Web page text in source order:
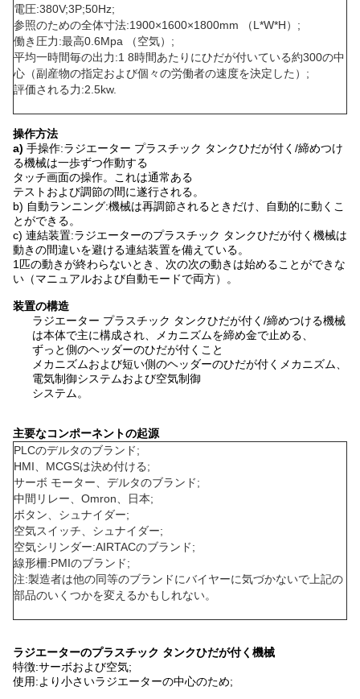
電圧:380V;3P;50Hz;
参照のための全体寸法:1900×1600×1800mm （L*W*H）;
働き圧力:最高0.6Mpa （空気）;
平均一時間毎の出力:1 8時間あたりにひだが付いている約300の中
心（副産物の指定および個々の労働者の速度を決定した）;
評価される力:2.5kw.
操作方法
a) 手操作:ラジエーター プラスチック タンクひだが付く/締めつけ
る機械は一歩ずつ作動する
タッチ画面の操作。これは通常ある
テストおよび調節の間に遂行される。
b) 自動ランニング:機械は再調節されるときだけ、自動的に動くこ
とができる。
c) 連結装置:ラジエーターのプラスチック タンクひだが付く機械は
動きの間違いを避ける連結装置を備えている。
1匹の動きが終わらないとき、次の次の動きは始めることができな
い（マニュアルおよび自動モードで両方）。
装置の構造
ラジエーター プラスチック タンクひだが付く/締めつける機械
は本体で主に構成され、メカニズムを締め金で止める、
ずっと側のヘッダーのひだが付くこと
メカニズムおよび短い側のヘッダーのひだが付くメカニズム、
電気制御システムおよび空気制御
システム。
主要なコンポーネントの起源
PLCのデルタのブランド;
HMI、MCGSは決め付ける;
サーボ モーター、デルタのブランド;
中間リレー、Omron、日本;
ボタン、シュナイダー;
空気スイッチ、シュナイダー;
空気シリンダー:AIRTACのブランド;
線形柵:PMIのブランド;
注:製造者は他の同等のブランドにバイヤーに気づかないで上記の
部品のいくつかを変えるかもしれない。
ラジエーターのプラスチック タンクひだが付く機械
特徴:サーボおよび空気;
使用:より小さいラジエーターの中心のため;